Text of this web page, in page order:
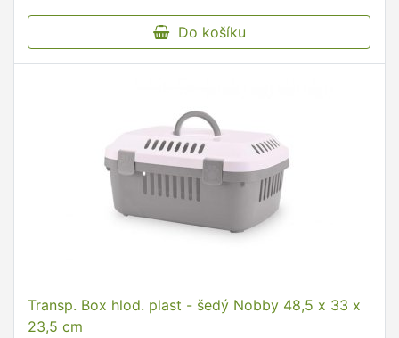
Do košíku
Transp. Box hlod. plast - šedý Nobby 48,5 x 33 x
23,5 cm